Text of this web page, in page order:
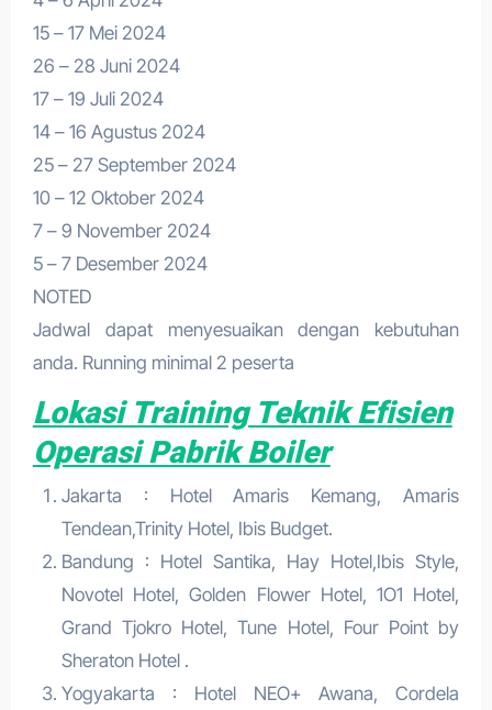
15 – 17 Mei 2024
26 – 28 Juni 2024
17 – 19 Juli 2024
14 – 16 Agustus 2024
25 – 27 September 2024
10 – 12 Oktober 2024
7 – 9 November 2024
5 – 7 Desember 2024
NOTED
Jadwal dapat menyesuaikan dengan kebutuhan
anda. Running minimal 2 peserta
Lokasi Training Teknik Efisien
Operasi Pabrik Boiler
Jakarta : Hotel Amaris Kemang, Amaris
Tendean,Trinity Hotel, Ibis Budget.
Bandung : Hotel Santika, Hay Hotel,Ibis Style,
Novotel Hotel, Golden Flower Hotel, 1O1 Hotel,
Grand Tjokro Hotel, Tune Hotel, Four Point by
Sheraton Hotel .
Yogyakarta : Hotel NEO+ Awana, Cordela